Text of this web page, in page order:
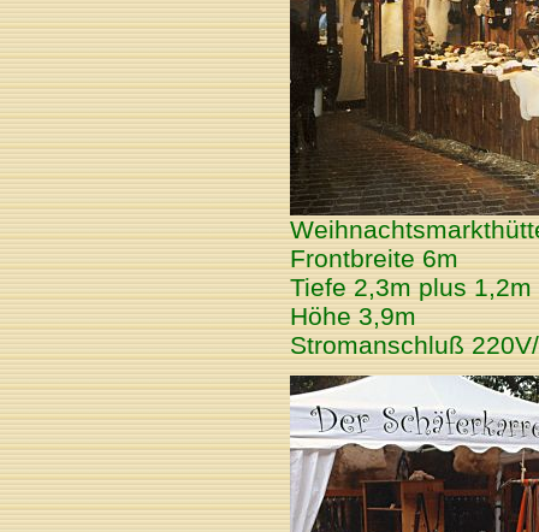
Frontbreite 6m
Tiefe 2,3m plus
Höhe 3,9m
Stromanschluß